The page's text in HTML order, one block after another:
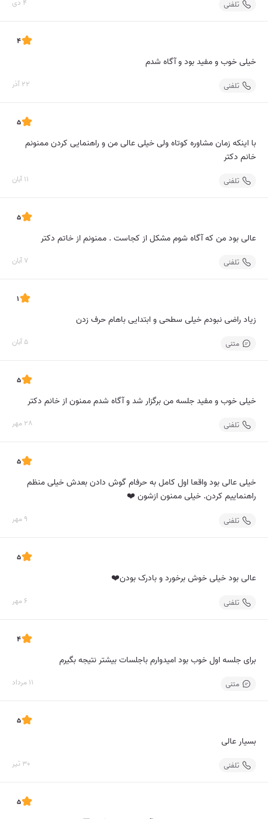
تلفنی 4 دی
4
خیلی خوب و مفید بود و آگاه شدم
تلفنی 22 آذر
5
با اینکه زمان مشاوره کوتاه ولی خیلی عالی من و راهنمایی کردن ممنونم
خانم دکتر
تلفنی 11 آبان
5
عالی بود من که آگاه شوم مشکل از کجاست . ممنونم از خاتم دکتر
تلفنی 7 آبان
1
زیاد راضی نبودم خیلی سطحی و ابتدایی باهام حرف زدن
متنی 5 آبان
5
خیلی خوب و مفید جلسه من برگزار شد و آگاه شدم ممنون از خانم دکتر
تلفنی 28 مهر
5
خیلی عالی بود واقعا اول کامل به حرفام گوش دادن بعدش خیلی منظم
راهنماییم کردن. خیلی ممنون ازشون ❤️
تلفنی 9 مهر
5
عالی بود خیلی خوش برخورد و بادرک بودن❤️
تلفنی 6 مهر
4
برای جلسه اول خوب بود امیدوارم باجلسات بیشتر نتیجه بگیرم
متنی 11 مرداد
5
بسیار عالی
تلفنی 30 تیر
5